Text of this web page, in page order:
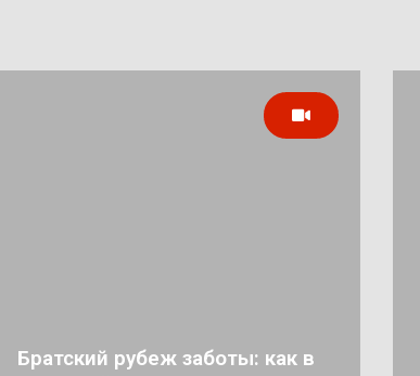
Братский рубеж заботы: как в